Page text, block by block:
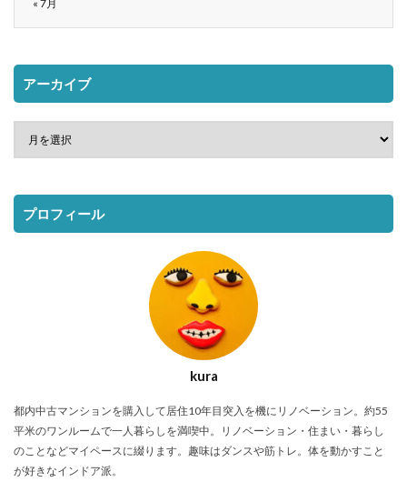
« 7月
アーカイブ
プロフィール
kura
都内中古マンションを購入して居住10年目突入を機にリノベーション。約55
平米のワンルームで一人暮らしを満喫中。リノベーション・住まい・暮らし
のことなどマイペースに綴ります。趣味はダンスや筋トレ。体を動かすこと
が好きなインドア派。